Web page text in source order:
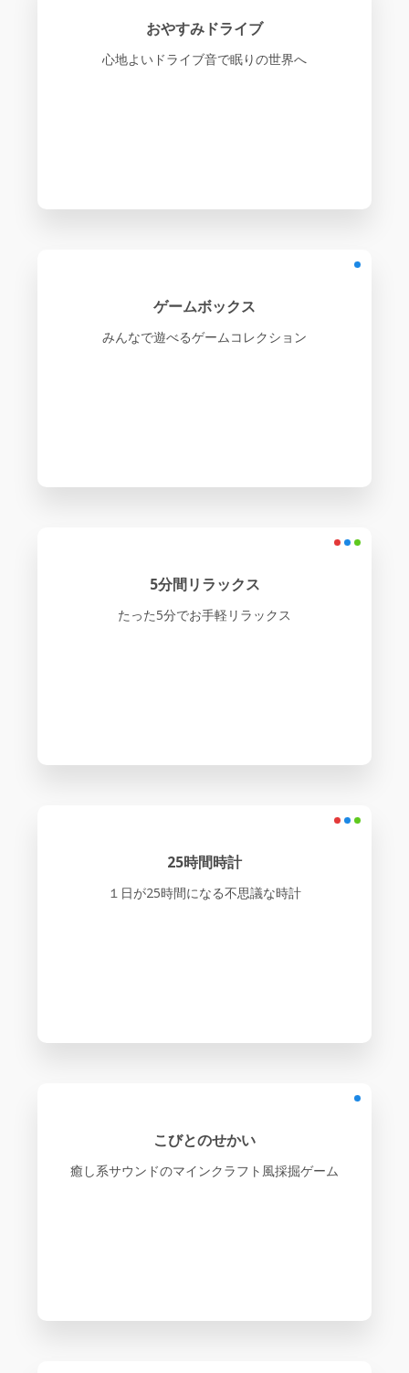
おやすみドライブ
心地よいドライブ音で眠りの世界へ
ゲームボックス
みんなで遊べるゲームコレクション
5分間リラックス
たった5分でお手軽リラックス
25時間時計
１日が25時間になる不思議な時計
こびとのせかい
癒し系サウンドのマインクラフト風採掘ゲーム